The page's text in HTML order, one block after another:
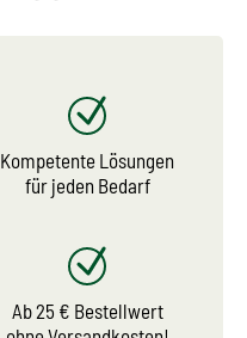
Kompetente Lösungen
für jeden Bedarf
Ab 25 € Bestellwert